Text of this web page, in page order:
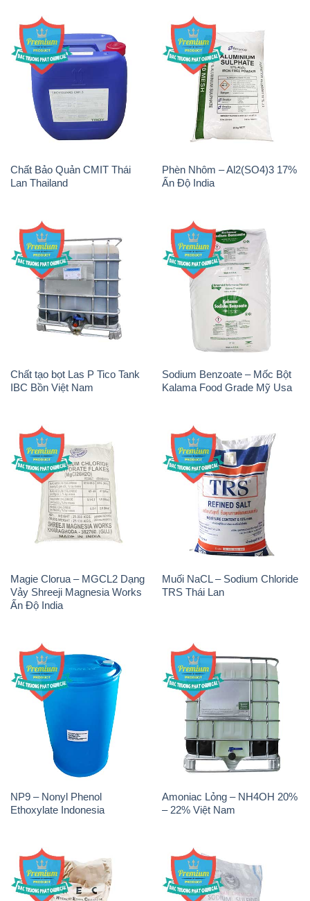
Chất Bảo Quản CMIT Thái
Lan Thailand
Phèn Nhôm – Al2(SO4)3 17%
Ấn Độ India
Chất tạo bọt Las P Tico Tank
IBC Bồn Việt Nam
Sodium Benzoate – Mốc Bột
Kalama Food Grade Mỹ Usa
Magie Clorua – MGCL2 Dạng
Vảy Shreeji Magnesia Works
Ấn Độ India
Muối NaCL – Sodium Chloride
TRS Thái Lan
NP9 – Nonyl Phenol
Ethoxylate Indonesia
Amoniac Lỏng – NH4OH 20%
– 22% Việt Nam